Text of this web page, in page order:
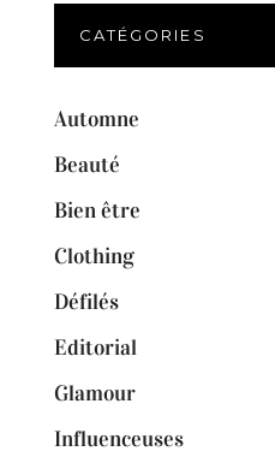
CATÉGORIES
Automne
Beauté
Bien être
Clothing
Défilés
Editorial
Glamour
Influenceuses